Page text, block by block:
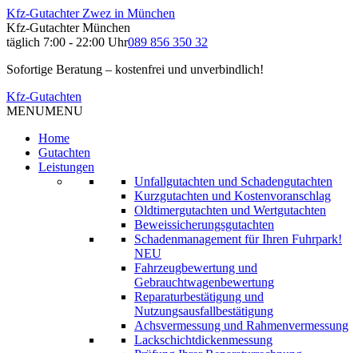
Kfz-Gutachter Zwez in München
Kfz-Gutachter München
täglich 7:00 - 22:00 Uhr089 856 350 32
Sofortige Beratung – kostenfrei und unverbindlich!
Kfz-Gutachten
MENUMENU
Home
Gutachten
Leistungen
Unfallgutachten und Schadengutachten
Kurzgutachten und Kostenvoranschlag
Oldtimergutachten und Wertgutachten
Beweissicherungsgutachten
Schadenmanagement für Ihren Fuhrpark!
NEU
Fahrzeugbewertung und
Gebrauchtwagenbewertung
Reparaturbestätigung und
Nutzungsausfallbestätigung
Achsvermessung und Rahmenvermessung
Lackschichtdickenmessung